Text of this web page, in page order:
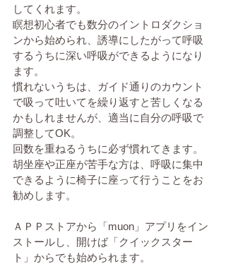
してくれます。
瞑想初心者でも数分のイントロダクショ
ンから始められ、誘導にしたがって呼吸
するうちに深い呼吸ができるようになり
ます。
慣れないうちは、ガイド通りのカウント
で吸って吐いてを繰り返すと苦しくなる
かもしれませんが、適当に自分の呼吸で
調整してOK。
回数を重ねるうちに必ず慣れてきます。
胡坐座や正座が苦手な方は、呼吸に集中
できるように椅子に座って行うことをお
勧めします。
ＡＰＰストアから「muon」アプリをイン
ストールし、開けば「クイックスター
ト」からでも始められます。